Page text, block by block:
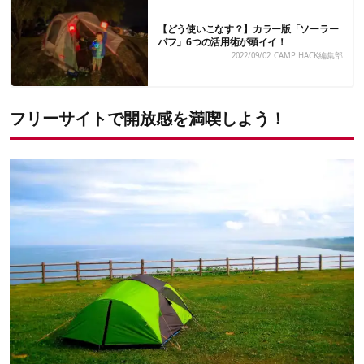
【どう使いこなす？】カラー版「ソーラー
パフ」6つの活用術が頭イイ！
2022/09/02 CAMP HACK編集部
フリーサイトで開放感を満喫しよう！